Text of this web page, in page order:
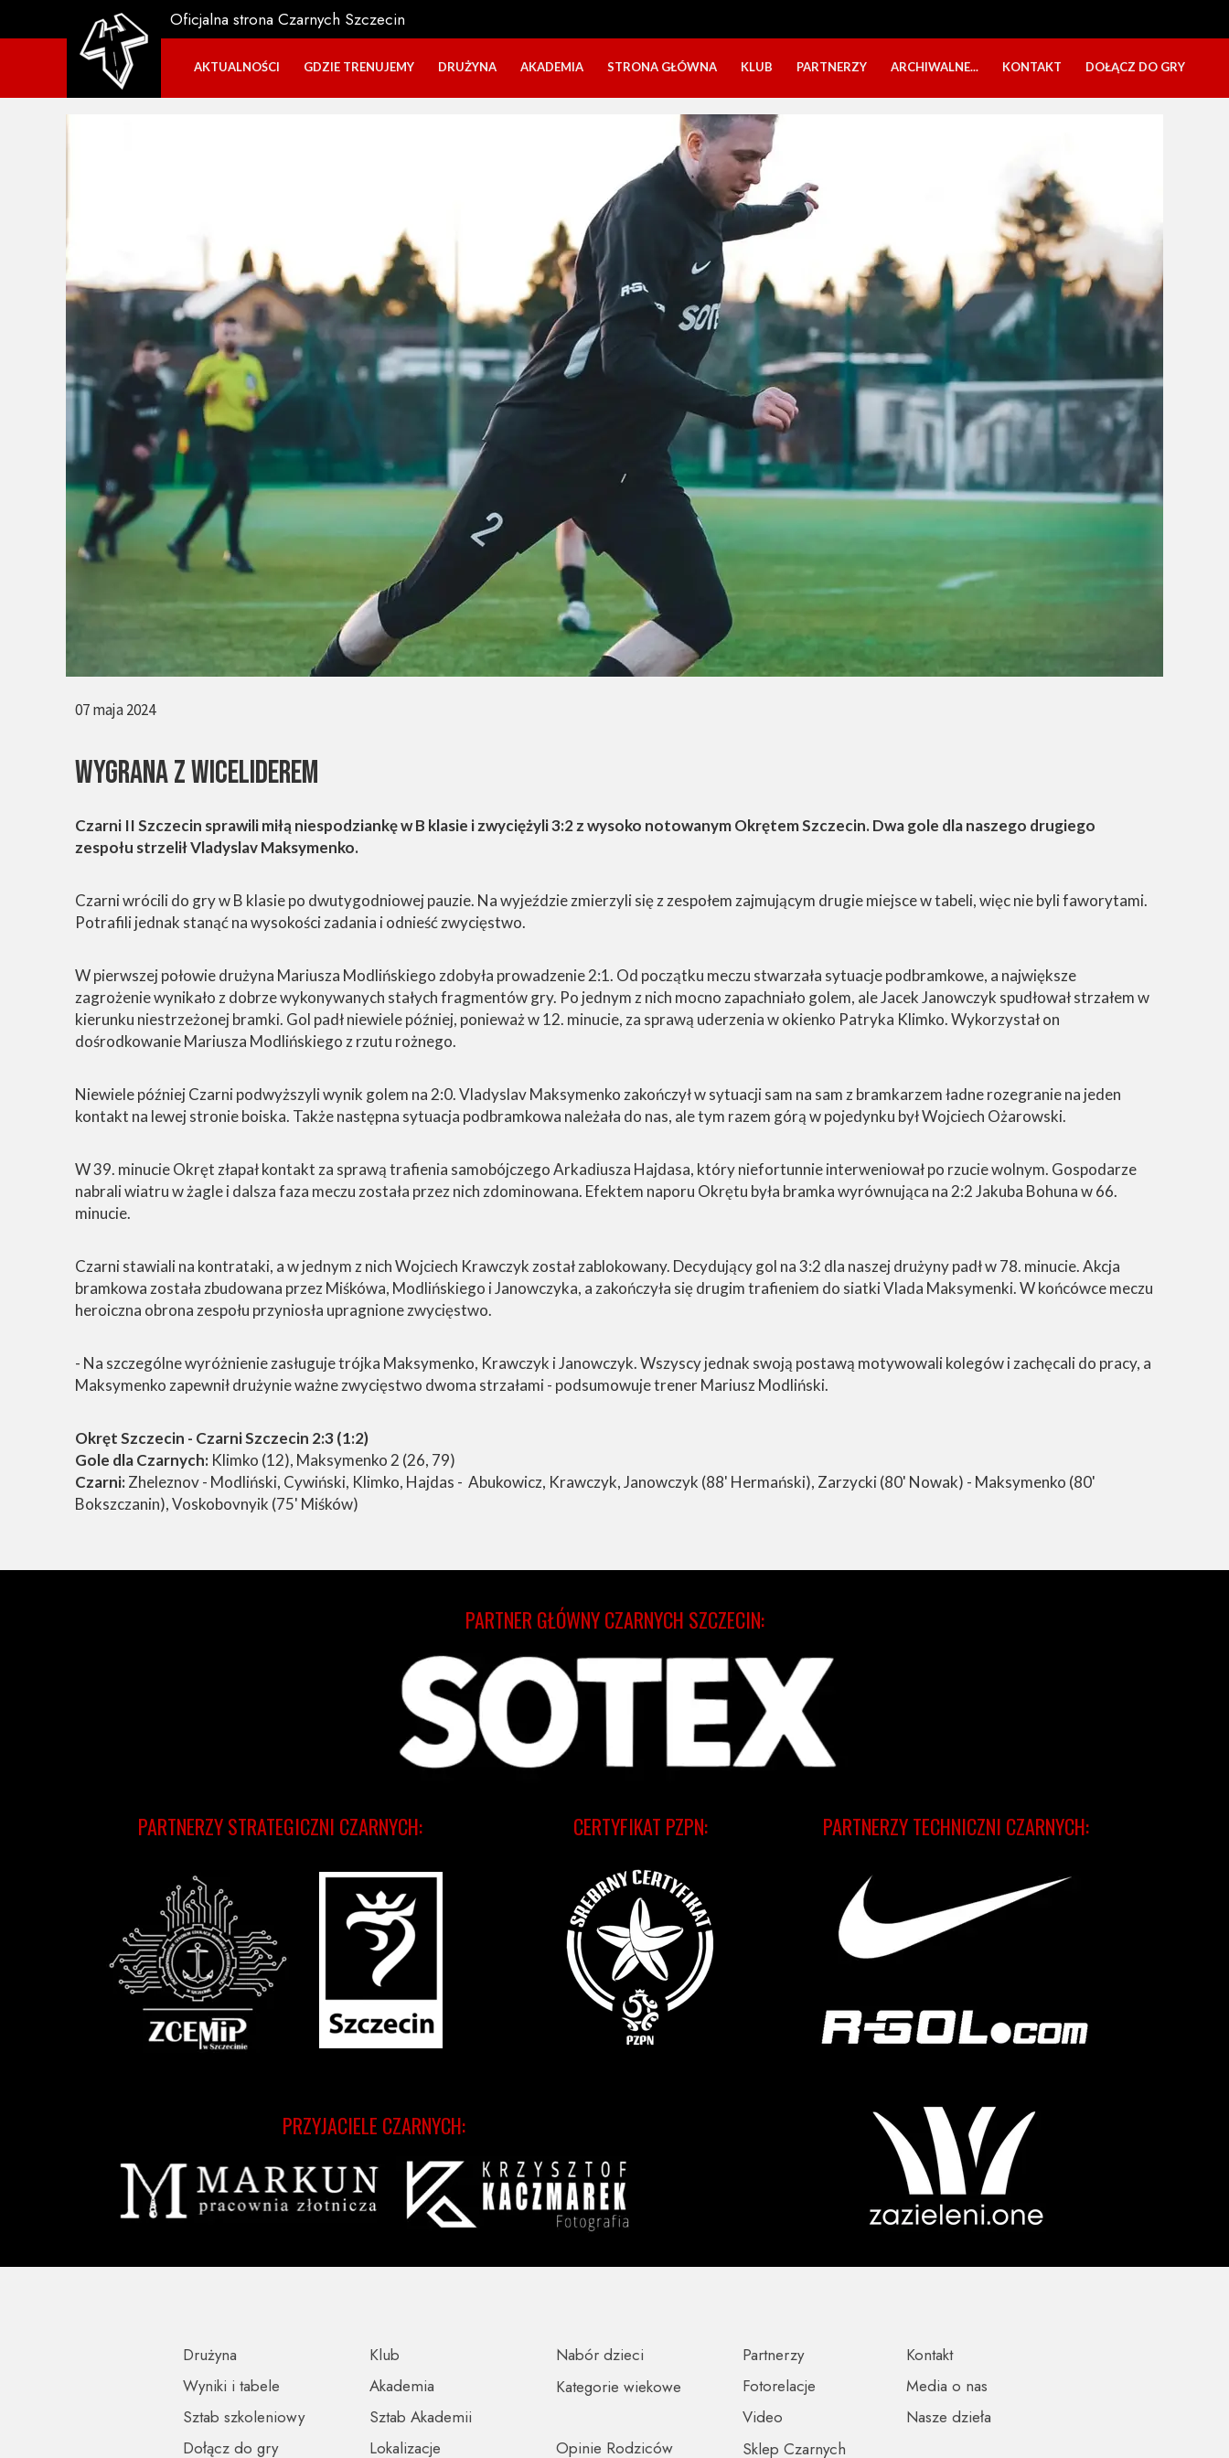
Czarni II Szczecin sprawili miłą niespodziankę w B klasie i zwyciężyli 3:2 z wysoko notowanym Okrętem Szczecin. Dwa gole dla naszego drugiego
zespołu strzelił Vladyslav Maksymenko.
Czarni wrócili do gry w B klasie po dwutygodniowej pauzie. Na wyjeździe zmierzyli się z zespołem zajmującym drugie miejsce w tabeli, więc nie byli faworytami.
Potrafili jednak stanąć na wysokości zadania i odnieść zwycięstwo.
W pierwszej połowie drużyna Mariusza Modlińskiego zdobyła prowadzenie 2:1. Od początku meczu stwarzała sytuacje podbramkowe, a największe
zagrożenie wynikało z dobrze wykonywanych stałych fragmentów gry. Po jednym z nich mocno zapachniało golem, ale Jacek Janowczyk spudłował strzałem w
kierunku niestrzeżonej bramki. Gol padł niewiele później, ponieważ w 12. minucie, za sprawą uderzenia w okienko Patryka Klimko. Wykorzystał on
dośrodkowanie Mariusza Modlińskiego z rzutu rożnego.
Niewiele później Czarni podwyższyli wynik golem na 2:0. Vladyslav Maksymenko zakończył w sytuacji sam na sam z bramkarzem ładne rozegranie na jeden
kontakt na lewej stronie boiska. Także następna sytuacja podbramkowa należała do nas, ale tym razem górą w pojedynku był Wojciech Ożarowski.
W 39. minucie Okręt złapał kontakt za sprawą trafienia samobójczego Arkadiusza Hajdasa, który niefortunnie interweniował po rzucie wolnym. Gospodarze
nabrali wiatru w żagle i dalsza faza meczu została przez nich zdominowana. Efektem naporu Okrętu była bramka wyrównująca na 2:2 Jakuba Bohuna w 66.
minucie.
Czarni stawiali na kontrataki, a w jednym z nich Wojciech Krawczyk został zablokowany. Decydujący gol na 3:2 dla naszej drużyny padł w 78. minucie. Akcja
bramkowa została zbudowana przez Miśkówa, Modlińskiego i Janowczyka, a zakończyła się drugim trafieniem do siatki Vlada Maksymenki. W końcówce meczu
heroiczna obrona zespołu przyniosła upragnione zwycięstwo.
- Na szczególne wyróżnienie zasługuje trójka Maksymenko, Krawczyk i Janowczyk. Wszyscy jednak swoją postawą motywowali kolegów i zachęcali do pracy, a
Maksymenko zapewnił drużynie ważne zwycięstwo dwoma strzałami - podsumowuje trener Mariusz Modliński.
Okręt Szczecin - Czarni Szczecin 2:3 (1:2)
Gole dla Czarnych: Klimko (12), Maksymenko 2 (26, 79)
Czarni:Zheleznov - Modliński, Cywiński, Klimko, Hajdas - Abukowicz, Krawczyk, Janowczyk (88' Hermański), Zarzycki (80' Nowak) - Maksymenko (80'
Bokszczanin), Voskobovnyik (75' Miśków)
WYGRANA Z WICELIDEREM
07 maja 2024
Oficjalna strona Czarnych Szczecin
AKTUALNOŚCI GDZIE TRENUJEMY DRUŻYNA AKADEMIA
SZTAB TRENERSKI
OPINIE RODZICÓW O OBOZACH
STRONA GŁÓWNA KLUB
NASZE DZIEŁA
PARTNERZY ARCHIWALNE...
CZARNI W MEDIACH
KADRA 2006
FESTYN CHARYTATYWNY
CZAS NA DZIEWCZYNY
OBÓZ W ZATONIU 2020
OBÓZ W KALISZU 2020
FOTORELACJE
OFERTA LATO 2020
KONTAKT DOŁĄCZ DO GRY
CERTYFIKAT PZPN:
PRZYJACIELE CZARNYCH:
PARTNERZY TECHNICZNI CZARNYCH:
PARTNERZY STRATEGICZNI CZARNYCH:
PARTNER GŁÓWNY CZARNYCH SZCZECIN:
Partnerzy
Opinie Rodziców
Nabór dzieci
Wyniki i tabele
Sklep Czarnych
Video
Fotorelacje
Kontakt
Media o nas
Kategorie wiekowe
Lokalizacje
Sztab szkoleniowy
Sztab Akademii
Dołącz do gry
Nasze dzieła
Drużyna
Akademia
Klub